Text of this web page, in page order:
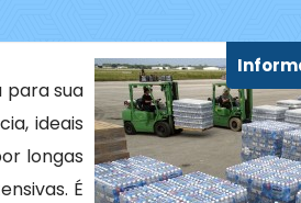
para sua
ideais
longas
É